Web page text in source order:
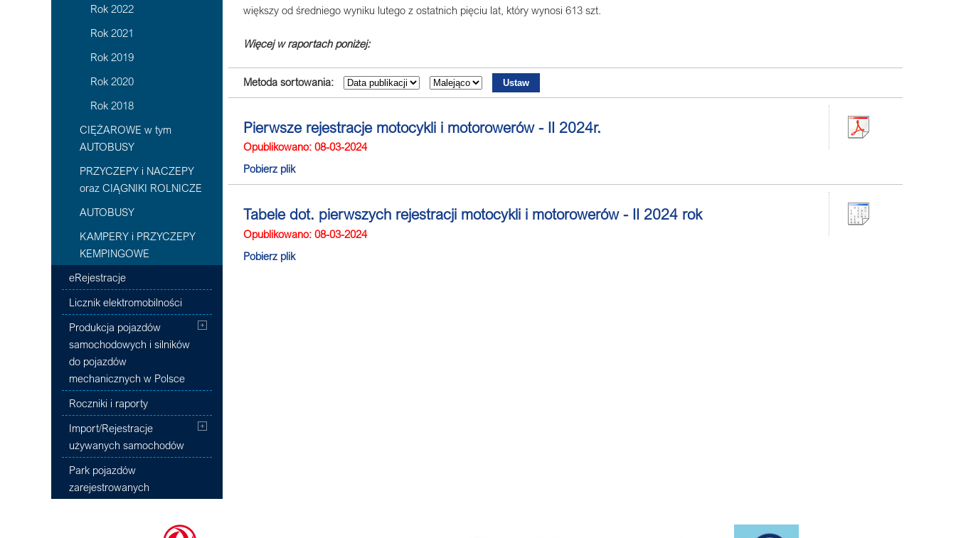
Rok 2022
Rok 2021
Rok 2019
Rok 2020
Rok 2018
CIĘŻAROWE w tym
AUTOBUSY
PRZYCZEPY i NACZEPY
oraz CIĄGNIKI ROLNICZE
AUTOBUSY
KAMPERY i PRZYCZEPY
KEMPINGOWE
eRejestracje
Licznik elektromobilności
Produkcja pojazdów
samochodowych i silników
do pojazdów
mechanicznych w Polsce
Roczniki i raporty
Import/Rejestracje
używanych samochodów
Park pojazdów
zarejestrowanych
większy od średniego wyniku lutego z ostatnich pięciu lat, który wynosi 613 szt.
Więcej w raportach poniżej:
Metoda sortowania:
Pierwsze rejestracje motocykli i motorowerów - II 2024r.
Opublikowano: 08-03-2024
Pobierz plik
Tabele dot. pierwszych rejestracji motocykli i motorowerów - II 2024 rok
Opublikowano: 08-03-2024
Pobierz plik